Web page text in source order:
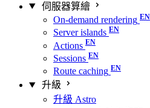
伺服器算繪
On-demand rendering
Server islands
Actions
Sessions
Route caching
升級
升級 Astro